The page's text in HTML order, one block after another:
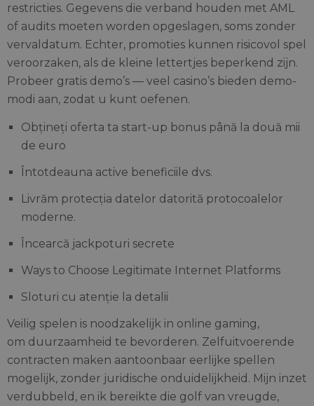
restricties. Gegevens die verband houden met AML
of audits moeten worden opgeslagen, soms zonder
vervaldatum. Echter, promoties kunnen risicovol spel
veroorzaken, als de kleine lettertjes beperkend zijn.
Probeer gratis demo’s — veel casino’s bieden demo-
modi aan, zodat u kunt oefenen.
Obțineți oferta ta start-up bonus până la două mii
de euro
Întotdeauna active beneficiile dvs.
Livrăm protecția datelor datorită protocoalelor
moderne.
Încearcă jackpoturi secrete
Ways to Choose Legitimate Internet Platforms
Sloturi cu atenție la detalii
Veilig spelen is noodzakelijk in online gaming,
om duurzaamheid te bevorderen. Zelfuitvoerende
contracten maken aantoonbaar eerlijke spellen
mogelijk, zonder juridische onduidelijkheid. Mijn inzet
verdubbeld, en ik bereikte die golf van vreugde,